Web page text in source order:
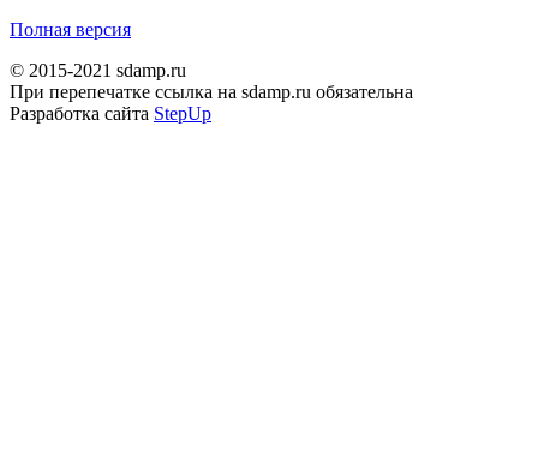
Полная версия
© 2015-2021 sdamp.ru
При перепечатке ссылка на sdamp.ru обязательна
Разработка сайта StepUp